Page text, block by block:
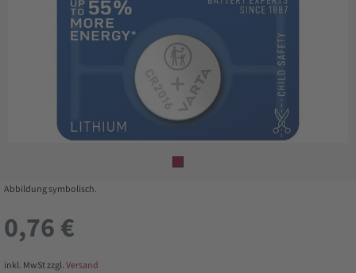
Abbildung symbolisch.
0,76 €
inkl. MwSt zzgl.Versand